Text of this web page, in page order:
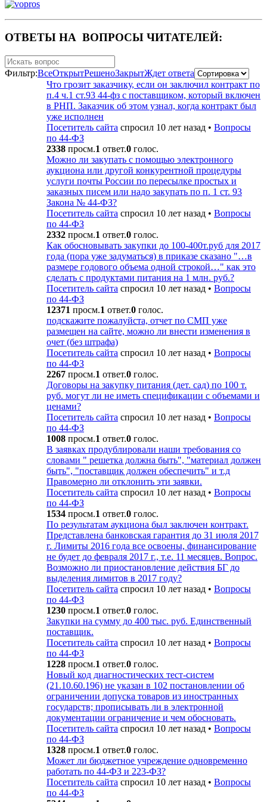
ОТВЕТЫ НА ВОПРОСЫ ЧИТАТЕЛЕЙ:
Фильтр:ВсеОткрытРешеноЗакрытЖдет ответа
Что грозит заказчику, если он заключил контракт по
п.4 ч.1 ст.93 44-фз с поставщиком, который включен
в РНП. Заказчик об этом узнал, когда контракт был
уже исполнен
Посетитель сайта спросил 10 лет назад • Вопросы
по 44-ФЗ
2338 просм.1 ответ.0 голос.
Можно ли закупать с помощью электронного
аукциона или другой конкурентной процедуры
услуги почты России по пересылке простых и
заказных писем или надо закупать по п. 1 ст. 93
Закона № 44-ФЗ?
Посетитель сайта спросил 10 лет назад • Вопросы
по 44-ФЗ
2332 просм.1 ответ.0 голос.
Как обосновывать закупки до 100-400т.руб для 2017
года (пора уже задуматься) в приказе сказано "…в
размере годового объема одной строкой…" как это
сделать с продуктами питания на 1 млн. руб.?
Посетитель сайта спросил 10 лет назад • Вопросы
по 44-ФЗ
12371 просм.1 ответ.0 голос.
подскажите пожалуйста, отчет по СМП уже
размещен на сайте, можно ли внести изменения в
очет (без штрафа)
Посетитель сайта спросил 10 лет назад • Вопросы
по 44-ФЗ
2267 просм.1 ответ.0 голос.
Договоры на закупку питания (дет. сад) по 100 т.
руб. могут ли не иметь спецификации с объемами и
ценами?
Посетитель сайта спросил 10 лет назад • Вопросы
по 44-ФЗ
1008 просм.1 ответ.0 голос.
В заявках продублировали наши требования со
словами " решетка должна быть", "материал должен
быть", "поставщик должен обеспечить" и т.д
Правомерно ли отклонить эти заявки.
Посетитель сайта спросил 10 лет назад • Вопросы
по 44-ФЗ
1534 просм.1 ответ.0 голос.
По результатам аукциона был заключен контракт.
Представлена банковская гарантия до 31 июля 2017
г. Лимиты 2016 года все освоены, финансирование
не будет до февраля 2017 г., т.е. 11 месяцев. Вопрос.
Возможно ли приостановление действия БГ до
выделения лимитов в 2017 году?
Посетитель сайта спросил 10 лет назад • Вопросы
по 44-ФЗ
1230 просм.1 ответ.0 голос.
Закупки на сумму до 400 тыс. руб. Единственный
поставщик.
Посетитель сайта спросил 10 лет назад • Вопросы
по 44-ФЗ
1228 просм.1 ответ.0 голос.
Новый код диагностических тест-систем
(21.10.60.196) не указан в 102 постановлении об
ограничении допуска товаров из иностранных
государств; прописывать ли в электронной
документации ограничение и чем обосновать.
Посетитель сайта спросил 10 лет назад • Вопросы
по 44-ФЗ
1328 просм.1 ответ.0 голос.
Может ли бюджетное учреждение одновременно
работать по 44-ФЗ и 223-ФЗ?
Посетитель сайта спросил 10 лет назад • Вопросы
по 44-ФЗ